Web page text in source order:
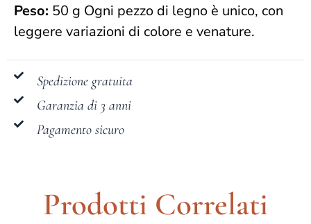
Peso: 50 g Ogni pezzo di legno è unico, con
leggere variazioni di colore e venature.
Spedizione gratuita
Garanzia di 3 anni
Pagamento sicuro
Prodotti Correlati